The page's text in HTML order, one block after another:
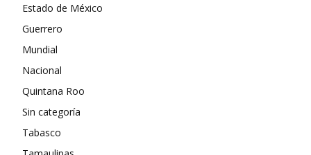
Estado de México
Guerrero
Mundial
Nacional
Quintana Roo
Sin categoría
Tabasco